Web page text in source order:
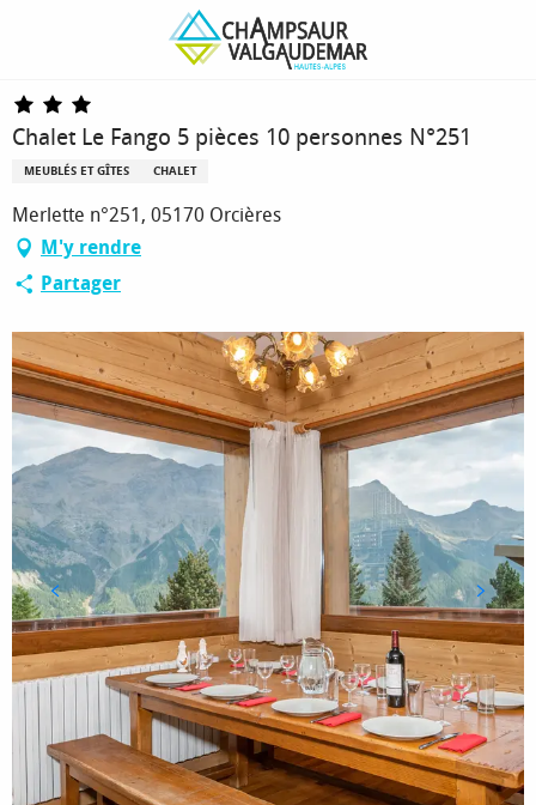
principal
Chalet Le Fango 5 pièces 10 personnes N°251
Chalet Le Fango 5 pièces 10 personnes N°251
MEUBLÉS ET GÎTES CHALET
Merlette n°251, 05170 Orcières
M'y rendre
Partager